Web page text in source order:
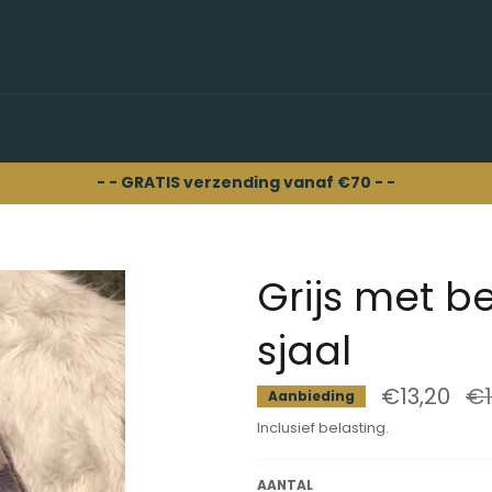
- - GRATIS verzending vanaf €70 - -
Grijs met
sjaal
Aanbieding €13,20
Inclusief belasting.
AANTAL